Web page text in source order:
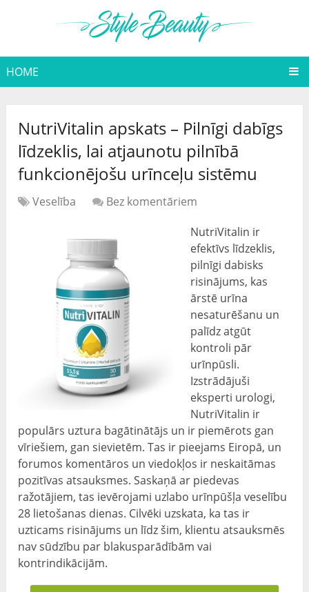
HOME
NutriVitalin apskats – Pilnīgi dabīgs
līdzeklis, lai atjaunotu pilnībā
funkcionējošu urīnceļu sistēmu
Veselība
Bez komentāriem
NutriVitalin ir
efektīvs līdzeklis,
pilnīgi dabisks
risinājums, kas
ārstē urīna
nesaturēšanu un
palīdz atgūt
kontroli pār
urīnpūsli.
Izstrādājuši
eksperti urologi,
NutriVitalin ir
populārs uztura bagātinātājs un ir piemērots gan
vīriešiem, gan sievietēm. Tas ir pieejams Eiropā, un
forumos komentāros un viedokļos ir neskaitāmas
pozitīvas atsauksmes. Saskaņā ar piedevas
ražotājiem, tas ievērojami uzlabo urīnpūšļa veselību
28 lietošanas dienas. Cilvēki uzskata, ka tas ir
uzticams risinājums un līdz šim, klientu atsauksmēs
nav sūdzību par blakusparādībām vai
kontrindikācijām.